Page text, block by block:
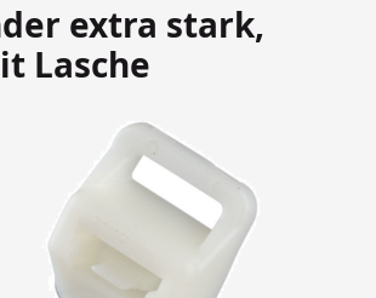
extra stark,
Lasche